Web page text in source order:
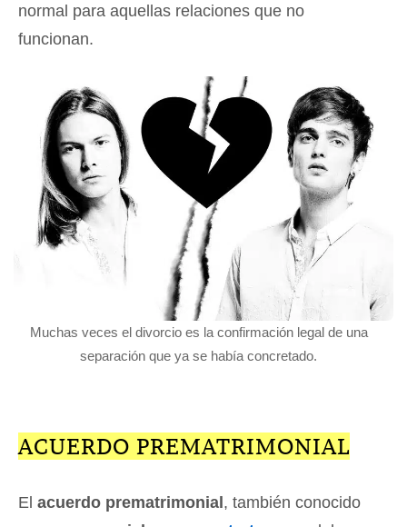
normal para aquellas relaciones que no
funcionan.
Muchas veces el divorcio es la confirmación legal de una
separación que ya se había concretado.
ACUERDO PREMATRIMONIAL
El acuerdo prematrimonial, también conocido